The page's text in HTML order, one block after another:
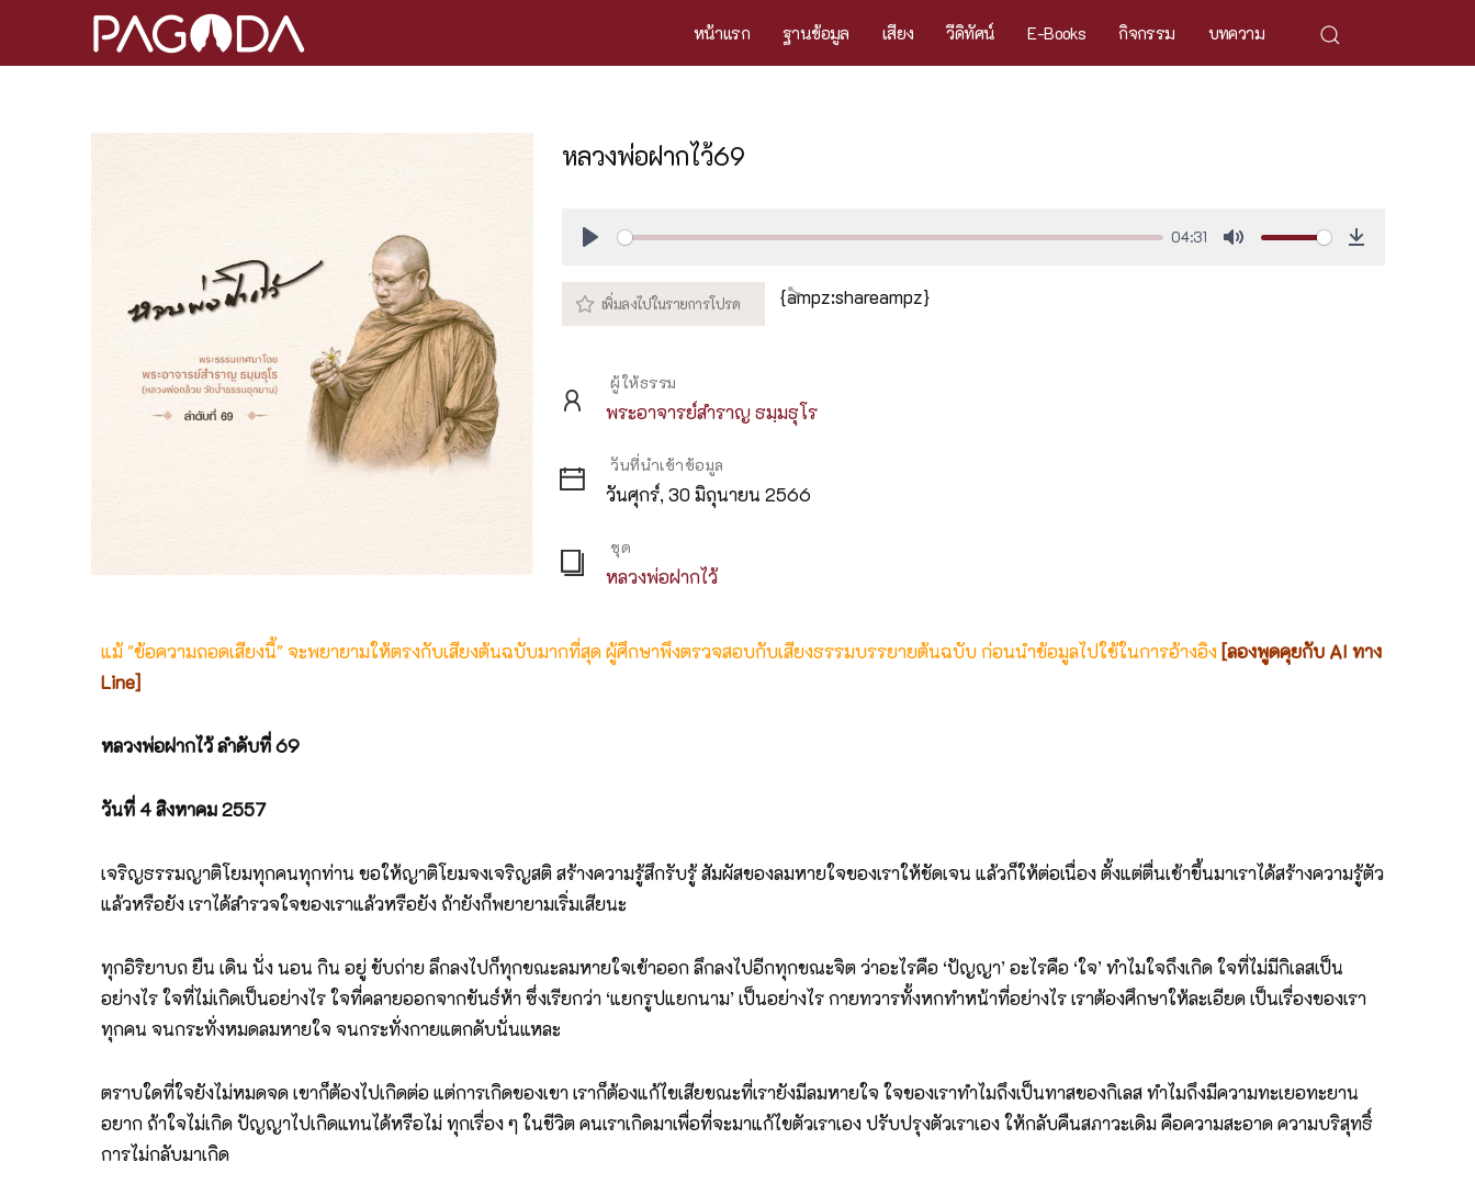
หน้าแรก ฐานข้อมูล เสียง วีดิทัศน์ E-Books กิจกรรม บทความ
หลวงพ่อฝากไว้69
04:31
{ampz:shareampz}
ผู้ให้ธรรม
พระอาจารย์สำราญ ธมฺมธุโร
วันที่นำเข้าข้อมูล
วันศุกร์, 30 มิถุนายน 2566
ชุด
หลวงพ่อฝากไว้
แม้ "ข้อความถอดเสียงนี้" จะพยายามให้ตรงกับเสียงต้นฉบับมากที่สุด ผู้ศึกษาพึงตรวจสอบกับเสียงธรรมบรรยายต้นฉบับ ก่อนนำข้อมูลไปใช้ในการอ้างอิง [ลองพูดคุยกับ AI ทาง
Line]
หลวงพ่อฝากไว้ ลำดับที่ 69
วันที่ 4สิงหาคม 2557
เจริญธรรมญาติโยมทุกคนทุกท่าน ขอให้ญาติโยมจงเจริญสติ สร้างความรู้สึกรับรู้ สัมผัสของลมหายใจของเราให้ชัดเจน แล้วก็ให้ต่อเนื่อง ตั้งแต่ตื่นเช้าขึ้นมาเราได้สร้างความรู้ตัว
แล้วหรือยัง เราได้สำรวจใจของเราแล้วหรือยัง ถ้ายังก็พยายามเริ่มเสียนะ
ทุกอิริยาบถ ยืน เดิน นั่ง นอน กิน อยู่ ขับถ่าย ลึกลงไปก็ทุกขณะลมหายใจเข้าออก ลึกลงไปอีกทุกขณะจิต ว่าอะไรคือ ‘ปัญญา’ อะไรคือ ‘ใจ’ ทำไมใจถึงเกิด ใจที่ไม่มีกิเลสเป็น
อย่างไร ใจที่ไม่เกิดเป็นอย่างไร ใจที่คลายออกจากขันธ์ห้า ซึ่งเรียกว่า ‘แยกรูปแยกนาม’ เป็นอย่างไร กายทวารทั้งหกทำหน้าที่อย่างไร เราต้องศึกษาให้ละเอียด เป็นเรื่องของเรา
ทุกคน จนกระทั่งหมดลมหายใจ จนกระทั่งกายแตกดับนั่นแหละ
ตราบใดที่ใจยังไม่หมดจด เขาก็ต้องไปเกิดต่อ แต่การเกิดของเขา เราก็ต้องแก้ไขเสียขณะที่เรายังมีลมหายใจ ใจของเราทำไมถึงเป็นทาสของกิเลส ทำไมถึงมีความทะเยอทะยาน
อยาก ถ้าใจไม่เกิด ปัญญาไปเกิดแทนได้หรือไม่ ทุกเรื่อง ๆ ในชีวิต คนเราเกิดมาเพื่อที่จะมาแก้ไขตัวเราเอง ปรับปรุงตัวเราเอง ให้กลับคืนสภาวะเดิม คือความสะอาด ความบริสุทธิ์
การไม่กลับมาเกิด